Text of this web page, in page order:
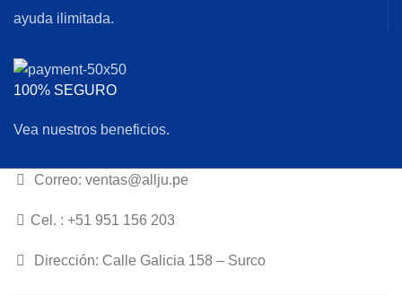
ayuda ilimitada.
100% SEGURO
Vea nuestros beneficios.
Correo: ventas@allju.pe
Cel. : +51 951 156 203
Dirección: Calle Galicia 158 – Surco